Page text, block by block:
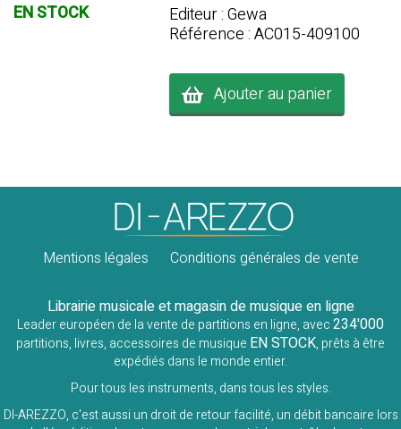
EN STOCK
Editeur : Gewa
Référence : AC015-409100
Ajouter au panier
Mentions légales Conditions générales de vente
Librairie musicale et magasin de musique en ligne
Leader européen de la vente de partitions en ligne, avec234'000
partitions, livres, accessoires de musique EN STOCK, prêts à être
expédiés dans le monde entier.
Pour tous les instruments, dans tous les styles.
DI-AREZZO, c'est aussi un droit de retour facilité, un débit bancaire lors